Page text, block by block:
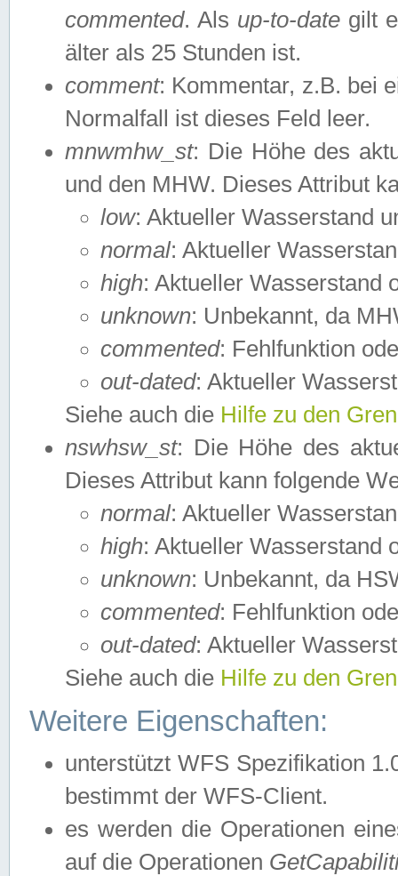
commented. Als up-to-date gilt
älter als 25 Stunden ist.
comment: Kommentar, z.B. bei
Normalfall ist dieses Feld leer.
mnwmhw_st: Die Höhe des
und den MHW. Dieses Attribut
low: Aktueller Wasserstand
normal: Aktueller
high: Aktueller Wasserstand
unknown: Unbekannt, da
commented: Fehlfunktion
out-dated: Aktueller
Siehe auch die Hilfe zu den
nswhsw_st: Die Höhe des
Dieses Attribut kann folgende
normal: Aktueller
high: Aktueller Wasserstand
unknown: Unbekannt, da
commented: Fehlfunktion
out-dated: Aktueller
Siehe auch die Hilfe zu den
Weitere Eigenschaften:
unterstützt WFS Spezifikation
bestimmt der WFS-Client.
es werden die Operationen
auf die Operationen